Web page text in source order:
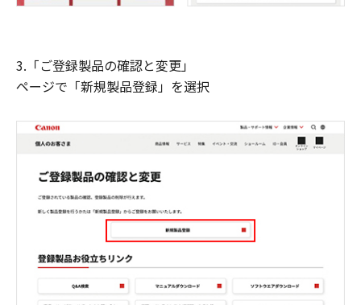
3.「ご登録製品の確認と変更」
ページで「新規製品登録」を選択